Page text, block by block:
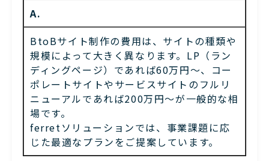
A.
BtoBサイト制作の費用は、サイトの種類や
規模によって大きく異なります。LP（ラン
ディングページ）であれば60万円〜、コー
ポレートサイトやサービスサイトのフルリ
ニューアルであれば200万円〜が一般的な相
場です。
ferretソリューションでは、事業課題に応
じた最適なプランをご提案しています。